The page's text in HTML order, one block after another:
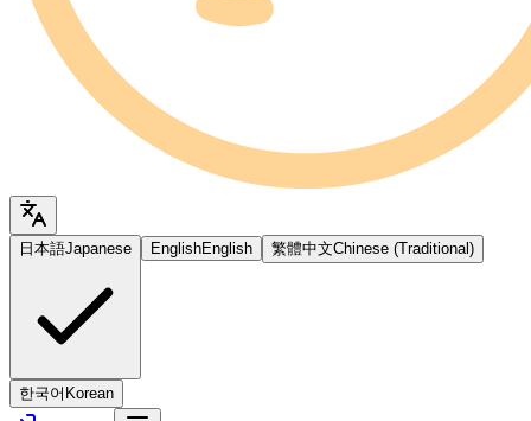
日本語Japanese EnglishEnglish 繁體中文Chinese (Traditional)
한국어 Korean